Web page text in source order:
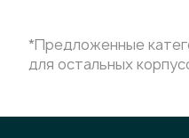
*Предложенные
для остальных